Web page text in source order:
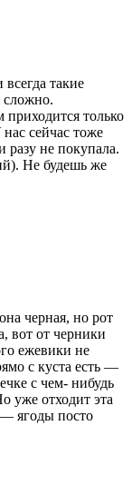
такие
сложно.
только
сейчас тоже
разу не покупала.
Не будешь же
черная, но рот
вот от черники
ежевики не
с куста есть —
с чем- нибудь
уже отходит эта
— ягоды посто